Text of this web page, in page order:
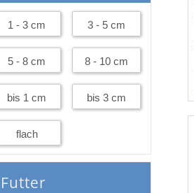
1 - 3 cm 3 - 5 cm
5 - 8 cm 8 - 10 cm
bis 1 cm bis 3 cm
flach
Futter